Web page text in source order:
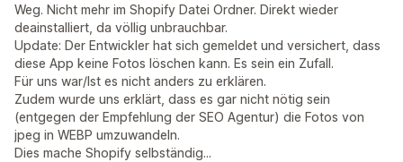
Weg. Nicht mehr im Shopify Datei Ordner. Direkt wieder
deainstalliert, da völlig unbrauchbar.
Update: Der Entwickler hat sich gemeldet und versichert, dass
diese App keine Fotos löschen kann. Es sein ein Zufall.
Für uns war/Ist es nicht anders zu erklären.
Zudem wurde uns erklärt, dass es gar nicht nötig sein
(entgegen der Empfehlung der SEO Agentur) die Fotos von
jpeg in WEBP umzuwandeln.
Dies mache Shopify selbständig...